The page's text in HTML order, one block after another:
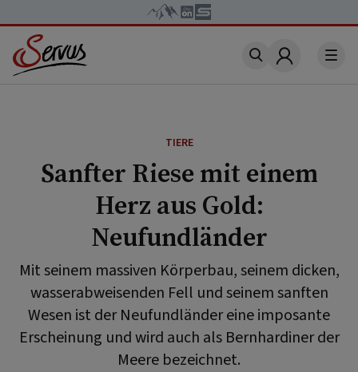
Account
TIERE
Sanfter Riese mit einem
Herz aus Gold:
Neufundländer
Mit seinem massiven Körperbau, seinem dicken,
wasserabweisenden Fell und seinem sanften
Wesen ist der Neufundländer eine imposante
Erscheinung und wird auch als Bernhardiner der
Meere bezeichnet.